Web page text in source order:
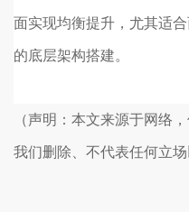
面实现均衡提升，尤其适
的底层架构搭建。
（声明：本文来源于网络
我们删除、不代表任何立场